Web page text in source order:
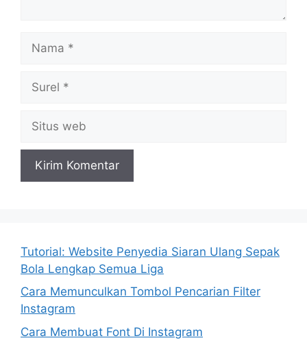
web
Tutorial: Website Penyedia Siaran Ulang Sepak
Bola Lengkap Semua Liga
Cara Memunculkan Tombol Pencarian Filter
Instagram
Cara Membuat Font Di Instagram